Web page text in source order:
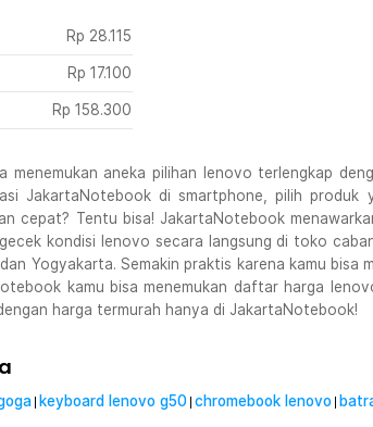
Rp 28.115
Rp 17.100
Rp 158.300
aneka pilihan lenovo terlengkap
JakartaNotebook di smartphone, pilih produk
cepat? Tentu bisa! JakartaNotebook
kondisi lenovo secara langsung di toko
Yogyakarta. Semakin praktis karena kamu
kamu bisa menemukan daftar harga
harga termurah hanya di JakartaNotebook!
keyboard lenovo g50 chromebook lenovo